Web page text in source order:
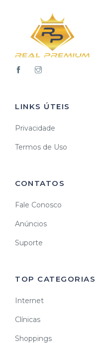
LINKS ÚTEIS
Privacidade
Termos de Uso
CONTATOS
Fale Conosco
Anúncios
Suporte
TOP CATEGORIAS
Internet
Clínicas
Shoppings